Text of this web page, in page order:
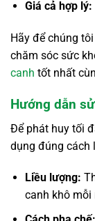
Giá cả hợp lý:
Hãy để chúng
chăm sóc sức
canh tốt nhất
Hướng dẫn
Để phát huy tối
dụng đúng cách
Liều lượng:
canh khô mỗi